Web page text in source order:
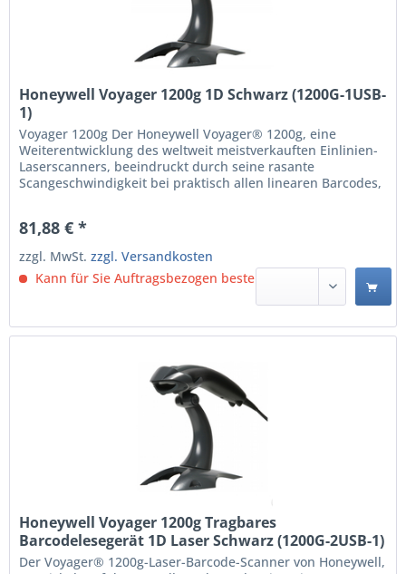
Honeywell Voyager 1200g 1D Schwarz (1200G-1USB-
1)
Voyager 1200g Der Honeywell Voyager® 1200g, eine
Weiterentwicklung des weltweit meistverkauften Einlinien-
Laserscanners, beeindruckt durch seine rasante
Scangeschwindigkeit bei praktisch allen linearen Barcodes,
Standfußerkennung und -konfiguration ermöglichen ein...
81,88 € *
zzgl. MwSt.zzgl. Versandkosten
Kann für Sie Auftragsbezogen bestellt werden.
Honeywell Voyager 1200g Tragbares
Barcodelesegerät 1D Laser Schwarz (1200G-2USB-1)
Der Voyager® 1200g-Laser-Barcode-Scanner von Honeywell,